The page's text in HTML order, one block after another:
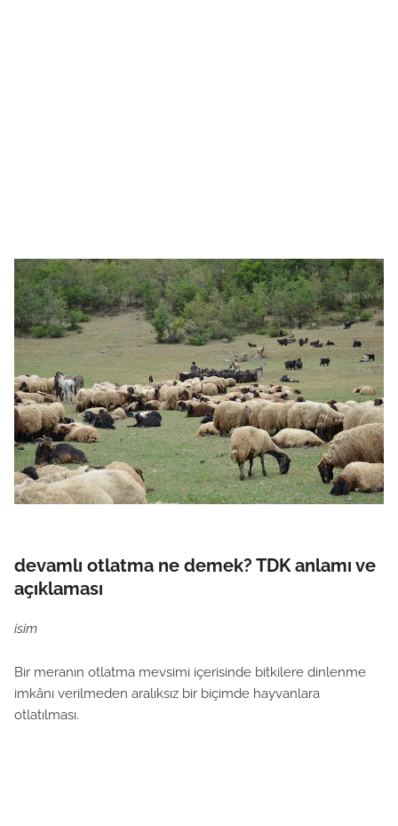
devamlı otlatma ne demek? TDK anlamı ve
açıklaması
isim
Bir meranın otlatma mevsimi içerisinde bitkilere dinlenme
imkânı verilmeden aralıksız bir biçimde hayvanlara
otlatılması.